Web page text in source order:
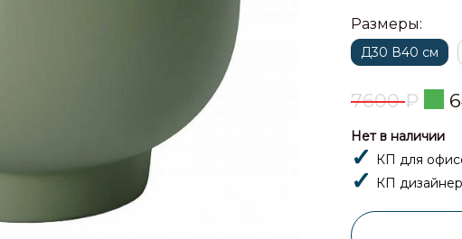
Размеры:
Д30 В40 см
7600₽
Нет в наличии
КП для
КП